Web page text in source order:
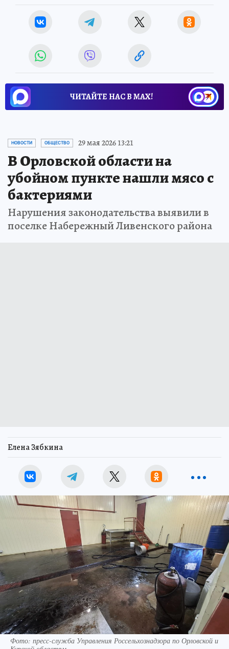
ЧИТАЙТЕ НАС В МАХ!
НОВОСТИ ОБЩЕСТВО 29 мая 2026 13:21
В Орловской области на
убойном пункте нашли мясо с
бактериями
Нарушения законодательства выявили в
поселке Набережный Ливенского района
Елена Зябкина
Фото: пресс-служба Управления Россельхознадзора по Орловской и